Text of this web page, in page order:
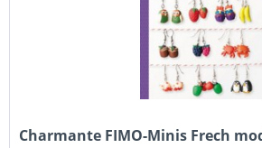
Charmante FIMO-Minis Frech